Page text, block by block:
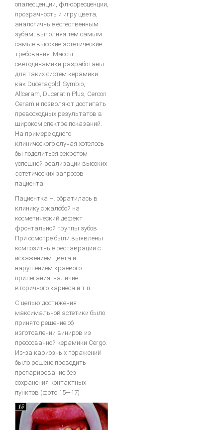
опалесценции, флюоресценции,
прозрачность и игру цвета,
аналогичные естественным
зубам, выполняя тем самым
самые высокие эстетические
требования. Массы
светодинамики разработаны
для таких систем керамики
как Duceragold, Symbio,
Allceram, Duceratin Plus, Cercon
Ceram и позволяют достигать
превосходных результатов в
широком спектре показаний.
На примере одного
клинического случая хотелось
бы поделиться секретом
успешной реализации высоких
эстетических запросов
пациента.
Пациентка Н. обратилась в
клинику с жалобой на
косметический дефект
фронтальной группы зубов.
При осмотре были выявлены
композитные реставрации с
искажением цвета и
нарушением краевого
прилегания, наличие
вторичного кариеса и т.п.
С целью достижения
максимальной эстетики было
принято решение об
изготовлении виниров из
прессованной керамики Cergo.
Из-за кариозных поражений
было решено проводить
препарирование без
сохранения контактных
пунктов (фото 15—17)